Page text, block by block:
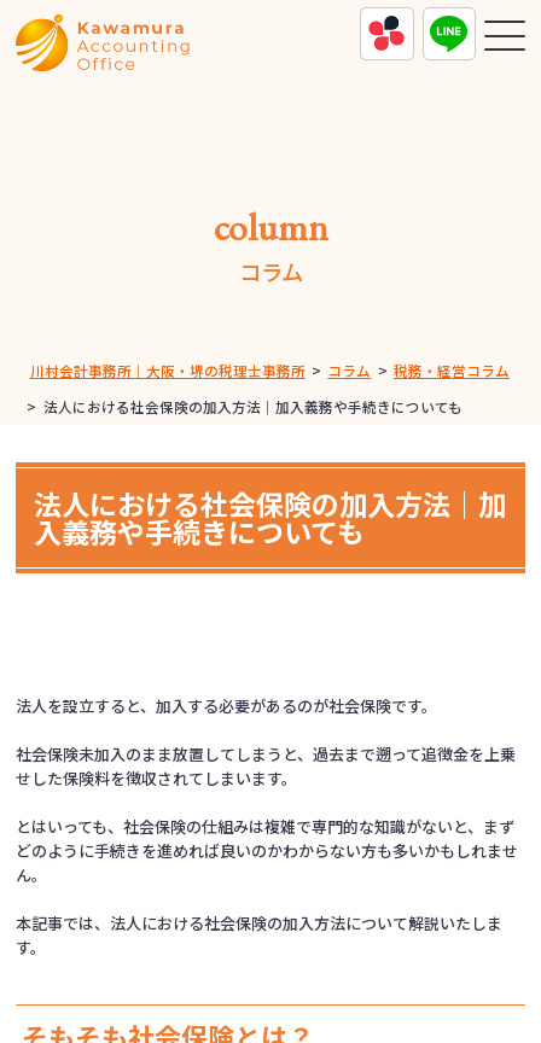
column
コラム
川村会計事務所｜大阪・堺の税理士事務所 > コラム > 税務・経営コラム
> 法人における社会保険の加入方法｜加入義務や手続きについても
法人における社会保険の加入方法｜加
入義務や手続きについても
法人を設立すると、加入する必要があるのが社会保険です。
社会保険未加入のまま放置してしまうと、過去まで遡って追徴金を上乗
せした保険料を徴収されてしまいます。
とはいっても、社会保険の仕組みは複雑で専門的な知識がないと、まず
どのように手続きを進めれば良いのかわからない方も多いかもしれませ
ん。
本記事では、法人における社会保険の加入方法について解説いたしま
す。